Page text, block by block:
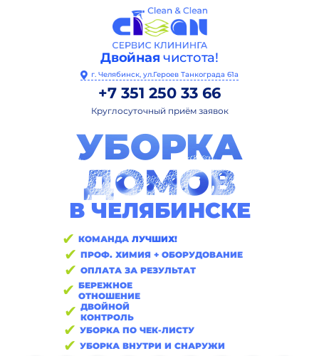
Двойная чистота!
г. Челябинск, ул.Героев Танкограда 61а
+7 351 250 33 66
Круглосуточный приём заявок
УБОРКА
ДОМОВ
В ЧЕЛЯБИНСКЕ
✔ КОМАНДА ЛУЧШИХ!
✔ ПРОФ. ХИМИЯ + ОБОРУДОВАНИЕ
✔ ОПЛАТА ЗА РЕЗУЛЬТАТ
✔ БЕРЕЖНОЕ
ОТНОШЕНИЕ
✔ ДВОЙНОЙ
КОНТРОЛЬ
✔ УБОРКА ПО ЧЕК-ЛИСТУ
✔ УБОРКА ВНУТРИ И СНАРУЖИ